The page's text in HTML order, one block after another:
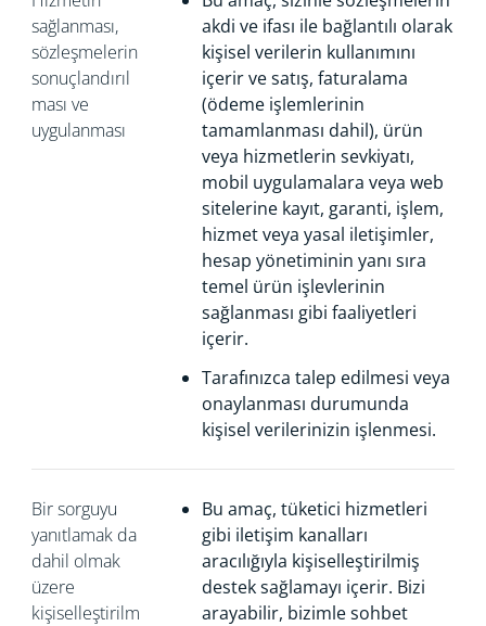
sağlanması,
sözleşmelerin
sonuçlandırıl
ması ve
uygulanması
akdi ve ifası ile bağlantılı olarak
kişisel verilerin kullanımını
içerir ve satış, faturalama
(ödeme işlemlerinin
tamamlanması dahil), ürün
veya hizmetlerin sevkiyatı,
mobil uygulamalara veya web
sitelerine kayıt, garanti, işlem,
hizmet veya yasal iletişimler,
hesap yönetiminin yanı sıra
temel ürün işlevlerinin
sağlanması gibi faaliyetleri
içerir.
Tarafınızca talep edilmesi veya
onaylanması durumunda
kişisel verilerinizin işlenmesi.
Bir sorguyu
yanıtlamak da
dahil olmak
üzere
kişiselleştirilm
Bu amaç, tüketici hizmetleri
gibi iletişim kanalları
aracılığıyla kişiselleştirilmiş
destek sağlamayı içerir. Bizi
arayabilir, bizimle sohbet